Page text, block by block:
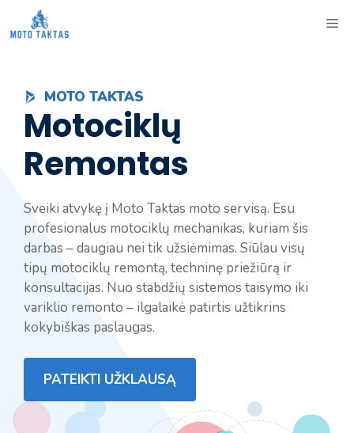
to
MOTO TAKTAS
Motociklų
Remontas
Sveiki atvykę į Moto Taktas moto servisą. Esu
profesionalus motociklų mechanikas, kuriam šis
darbas – daugiau nei tik užsiėmimas. Siūlau visų
tipų motociklų remontą, techninę priežiūrą ir
konsultacijas. Nuo stabdžių sistemos taisymo iki
variklio remonto – ilgalaikė patirtis užtikrins
kokybiškas paslaugas.
PATEIKTI UŽKLAUSĄ